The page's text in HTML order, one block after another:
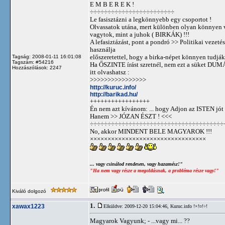
Tagság: 2008-01-11 16:01:08
Tagszám: #54216
Hozzászólások: 2247
E M B E R E K !
÷÷÷÷÷÷÷÷÷÷÷÷÷÷÷÷÷÷÷÷÷÷÷÷
Le fasisztázni a legkönnyebb egy csoportot !
Olvassatok utána, mert különben olyan könnyen
vagytok, mint a juhok ( BIRKÁK) !!!
A lefasiztázást, pont a pondró >> Politikai
használja
előszeretettel, hogy a birka-népet könnyen
Ha ŐSZINTE írást szretnél, nem ezt a süket
itt olvashatsz :
>>>>>>>>>>>>>>>>
http://kuruc.info/
http://barikad.hu/
+++++++++++++++++
Én nem azt kívánom: ... hogy Adjon az ISTEN jót
Hanem >> JÓZAN ÉSZT ! <<<
No, akkor MINDENT BELE MAGYAROK !!!
×××××××××××××××××××××××××××××××××
... vagy csinálod rendesen, vagy hazamész!"
"Ha nem vagy része a megoldásnak, a probléma része vagy!"
Kiváló dolgozó
xawax1223 1. Elküldve: 2009-12-20 15:04:46, Kuruc.info !×!¤!÷!
Magyarok Vagyunk; - ...vagy mi... ??